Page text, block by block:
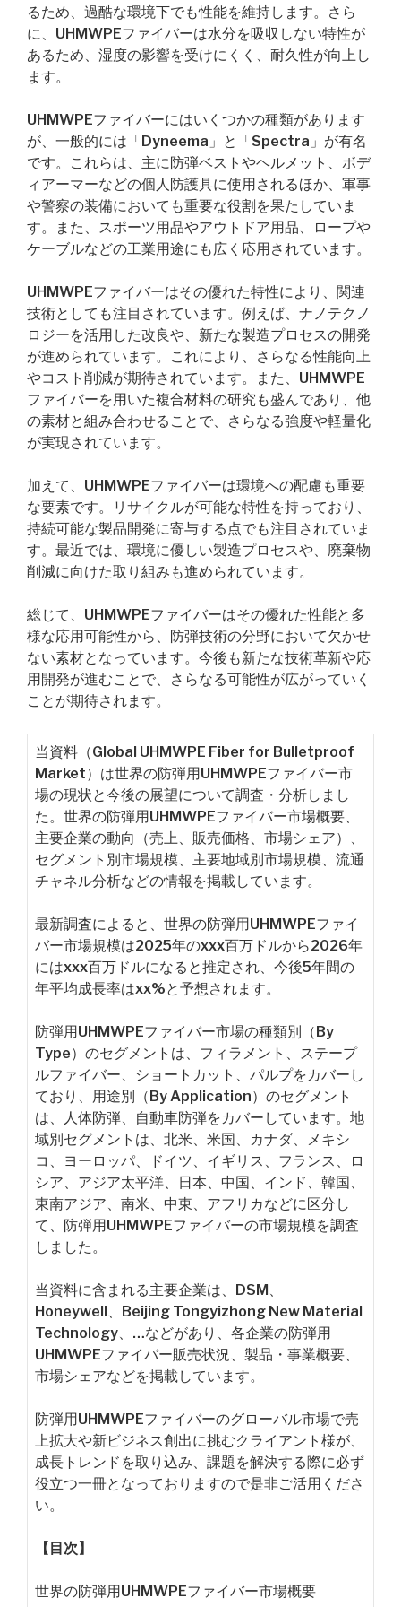
るため、過酷な環境下でも性能を維持します。さら
に、UHMWPEファイバーは水分を吸収しない特性が
あるため、湿度の影響を受けにくく、耐久性が向上し
ます。
UHMWPEファイバーにはいくつかの種類があります
が、一般的には「Dyneema」と「Spectra」が有名
です。これらは、主に防弾ベストやヘルメット、ボデ
ィアーマーなどの個人防護具に使用されるほか、軍事
や警察の装備においても重要な役割を果たしていま
す。また、スポーツ用品やアウトドア用品、ロープや
ケーブルなどの工業用途にも広く応用されています。
UHMWPEファイバーはその優れた特性により、関連
技術としても注目されています。例えば、ナノテクノ
ロジーを活用した改良や、新たな製造プロセスの開発
が進められています。これにより、さらなる性能向上
やコスト削減が期待されています。また、UHMWPE
ファイバーを用いた複合材料の研究も盛んであり、他
の素材と組み合わせることで、さらなる強度や軽量化
が実現されています。
加えて、UHMWPEファイバーは環境への配慮も重要
な要素です。リサイクルが可能な特性を持っており、
持続可能な製品開発に寄与する点でも注目されていま
す。最近では、環境に優しい製造プロセスや、廃棄物
削減に向けた取り組みも進められています。
総じて、UHMWPEファイバーはその優れた性能と多
様な応用可能性から、防弾技術の分野において欠かせ
ない素材となっています。今後も新たな技術革新や応
用開発が進むことで、さらなる可能性が広がっていく
ことが期待されます。
当資料（Global UHMWPE Fiber for Bulletproof
Market）は世界の防弾用UHMWPEファイバー市
場の現状と今後の展望について調査・分析しまし
た。世界の防弾用UHMWPEファイバー市場概要、
主要企業の動向（売上、販売価格、市場シェア）、
セグメント別市場規模、主要地域別市場規模、流通
チャネル分析などの情報を掲載しています。
最新調査によると、世界の防弾用UHMWPEファイ
バー市場規模は2025年のxxx百万ドルから2026年
にはxxx百万ドルになると推定され、今後5年間の
年平均成長率はxx%と予想されます。
防弾用UHMWPEファイバー市場の種類別（By
Type）のセグメントは、フィラメント、ステープ
ルファイバー、ショートカット、パルプをカバーし
ており、用途別（By Application）のセグメント
は、人体防弾、自動車防弾をカバーしています。地
域別セグメントは、北米、米国、カナダ、メキシ
コ、ヨーロッパ、ドイツ、イギリス、フランス、ロ
シア、アジア太平洋、日本、中国、インド、韓国、
東南アジア、南米、中東、アフリカなどに区分し
て、防弾用UHMWPEファイバーの市場規模を調査
しました。
当資料に含まれる主要企業は、DSM、
Honeywell、Beijing Tongyizhong New Material
Technology、…などがあり、各企業の防弾用
UHMWPEファイバー販売状況、製品・事業概要、
市場シェアなどを掲載しています。
防弾用UHMWPEファイバーのグローバル市場で売
上拡大や新ビジネス創出に挑むクライアント様が、
成長トレンドを取り込み、課題を解決する際に必ず
役立つ一冊となっておりますので是非ご活用くださ
い。
【目次】
世界の防弾用UHMWPEファイバー市場概要